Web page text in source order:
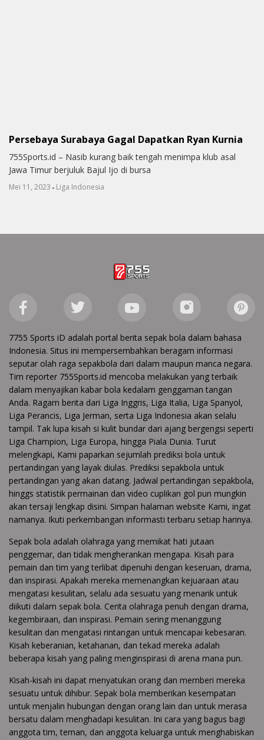
Persebaya Surabaya Gagal Dapatkan Ryan Kurnia
755Sports.id – Nasib kurang baik tengah menimpa klub asal
Jawa Timur berjuluk Bajul Ijo di bursa
Mei 11, 2023 - Liga Indonesia
7755 Sports iD adalah portal berita sepak bola dalam bahasa
Indonesia. Situs ini mempersembahkan beragam informasi
seputar olah raga sepakbola dari dalam maupun manca negara.
Tim reporter 755Sports.id mencoba melakukan yang terbaik
dalam menyajikan kabar bola kedalam genggaman tangan
Anda. Ragam berita dari Liga Inggris, Liga Italia, Liga Spanyol,
Liga Perancis, Liga Jerman, serta Liga Indonesia akan selalu
tampil. Tak lupa kisah si kulit bundar dari ajang bergengsi seperti
Liga Champion, Liga Europa, hingga Piala Dunia. Turut
melengkapi, Kami paparkan sejumlah prediksi bola untuk
pertandingan yang layak diulas. Prediksi sepakbola untuk
pertandingan yang akan datang. Jadwal pertandingan sepakbola,
hinggs statistik permainan dan video cuplikan gol pun mungkin
akan tersaji lengkap disini. Simpan halaman website Kami, ingat
namanya. Ikuti perkembangan informasti terbaru setiap harinya.
Sepak bola adalah olahraga yang memikat hati jutaan
penggemar, dan tidak mengherankan mengapa. Kisah para
pemain dan tim yang terlibat dipenuhi dengan keseruan, drama,
dan inspirasi. Apakah mereka memenangkan kejuaraan atau
mengatasi kesulitan, selalu ada sesuatu yang menarik untuk
diikuti dalam sepak bola. Cerita olahraga penuh dengan drama,
kegembiraan, dan inspirasi. Pemain sering menanggung
kesulitan dan mengatasi rintangan untuk mencapai kebesaran.
Kisah keberanian, ketahanan, dan tekad mereka adalah
beberapa kisah yang paling menginspirasi di arena mana pun.
Kisah-kisah ini dapat menyatukan orang dan memberi mereka
sesuatu untuk dihibur. Sepak bola memberikan kesempatan
untuk menjalin hubungan dengan orang lain dan untuk merasa
bersatu dalam menghadapi kesulitan. Ini cara yang bagus bagi
anggota tim, teman, dan anggota keluarga untuk menghabiskan